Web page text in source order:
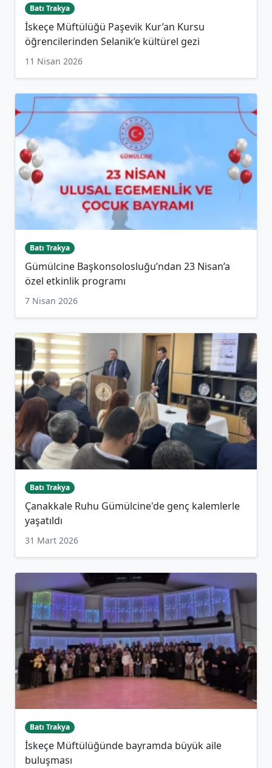
Batı Trakya
İskeçe Müftülüğü Paşevik Kur’an Kursu
öğrencilerinden Selanik’e kültürel gezi
11 Nisan 2026
Batı Trakya
Gümülcine Başkonsolosluğu’ndan 23 Nisan’a
özel etkinlik programı
7 Nisan 2026
Batı Trakya
Çanakkale Ruhu Gümülcine'de genç kalemlerle
yaşatıldı
31 Mart 2026
Batı Trakya
İskeçe Müftülüğünde bayramda büyük aile
buluşması